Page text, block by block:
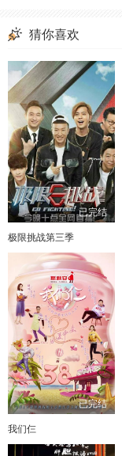
猜你喜欢
已完结
极限挑战第三季
已完结
我们仨